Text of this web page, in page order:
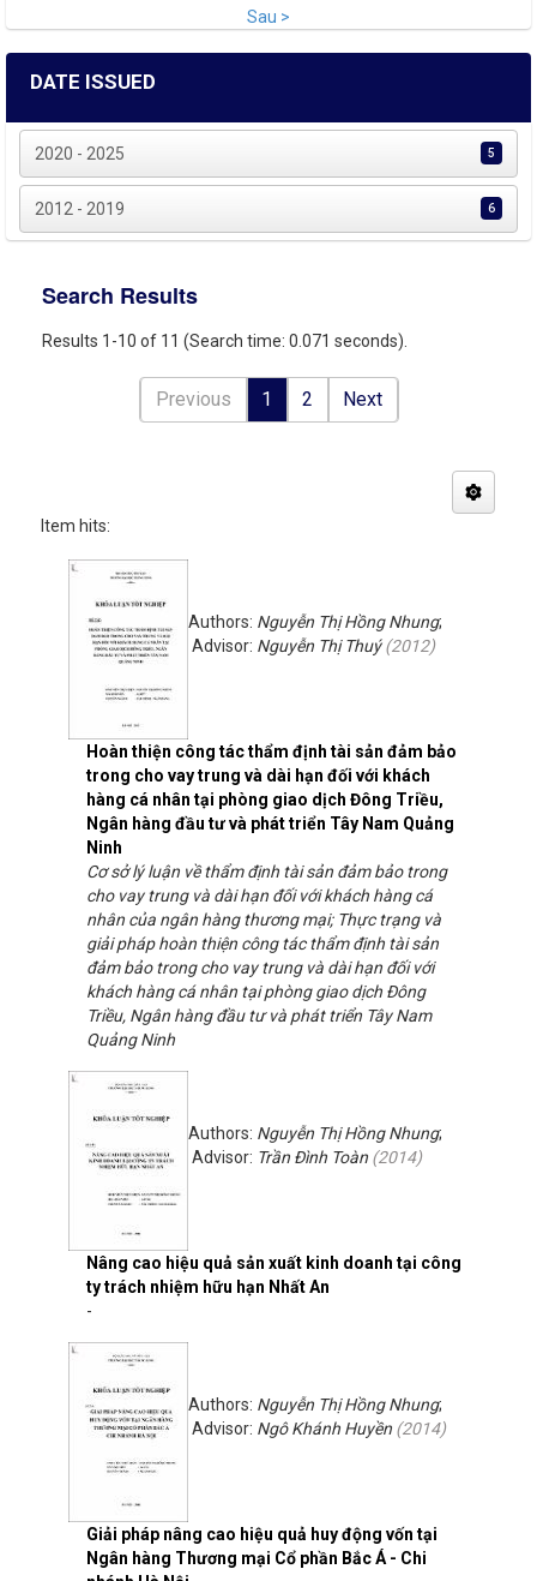
Sau >
DATE ISSUED
2020 - 2025 5
2012 - 2019 6
Search Results
Results 1-10 of 11 (Search time: 0.071 seconds).
Previous 1 2 Next
Item hits:
Hoàn thiện công tác thẩm định tài sản đảm bảo
trong cho vay trung và dài hạn đối với khách
hàng cá nhân tại phòng giao dịch Đông Triều,
Ngân hàng đầu tư và phát triển Tây Nam Quảng
Ninh
Authors: Nguyễn Thị Hồng Nhung;
Advisor: Nguyễn Thị Thuý(2012)
Cơ sở lý luận về thẩm định tài sản đảm bảo trong
cho vay trung và dài hạn đối với khách hàng cá
nhân của ngân hàng thương mại; Thực trạng và
giải pháp hoàn thiện công tác thẩm định tài sản
đảm bảo trong cho vay trung và dài hạn đối với
khách hàng cá nhân tại phòng giao dịch Đông
Triều, Ngân hàng đầu tư và phát triển Tây Nam
Quảng Ninh
Nâng cao hiệu quả sản xuất kinh doanh tại công
ty trách nhiệm hữu hạn Nhất An
Authors: Nguyễn Thị Hồng Nhung;
Advisor: Trần Đình Toàn (2014)
-
Giải pháp nâng cao hiệu quả huy động vốn tại
Ngân hàng Thương mại Cổ phần Bắc Á - Chi
Authors: Nguyễn Thị Hồng Nhung;
Advisor: Ngô Khánh Huyền (2014)